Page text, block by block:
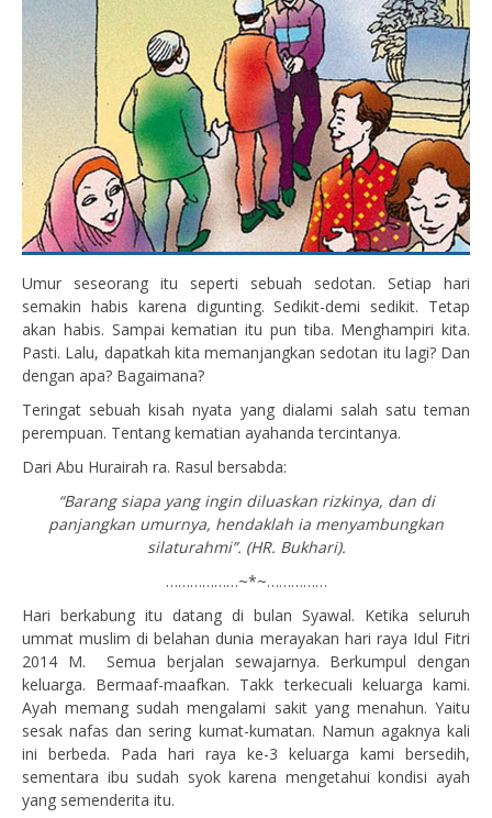
Umur seseorang itu seperti sebuah sedotan. Setiap hari
semakin habis karena digunting. Sedikit-demi sedikit. Tetap
akan habis. Sampai kematian itu pun tiba. Menghampiri kita.
Pasti. Lalu, dapatkah kita memanjangkan sedotan itu lagi? Dan
dengan apa? Bagaimana?
Teringat sebuah kisah nyata yang dialami salah satu teman
perempuan. Tentang kematian ayahanda tercintanya.
Dari Abu Hurairah ra. Rasul bersabda:
“Barang siapa yang ingin diluaskan rizkinya, dan di
panjangkan umurnya, hendaklah ia menyambungkan
silaturahmi”. (HR. Bukhari).
………………~*~……………
Hari berkabung itu datang di bulan Syawal. Ketika seluruh
ummat muslim di belahan dunia merayakan hari raya Idul Fitri
2014 M. Semua berjalan sewajarnya. Berkumpul dengan
keluarga. Bermaaf-maafkan. Takk terkecuali keluarga kami.
Ayah memang sudah mengalami sakit yang menahun. Yaitu
sesak nafas dan sering kumat-kumatan. Namun agaknya kali
ini berbeda. Pada hari raya ke-3 keluarga kami bersedih,
sementara ibu sudah syok karena mengetahui kondisi ayah
yang semenderita itu.